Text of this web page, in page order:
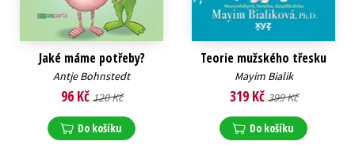
Jaké máme potřeby?
Antje Bohnstedt
96 Kč 120 Kč
Do košíku
Teorie mužského třesku
Mayim Bialik
319 Kč 399 Kč
Do košíku